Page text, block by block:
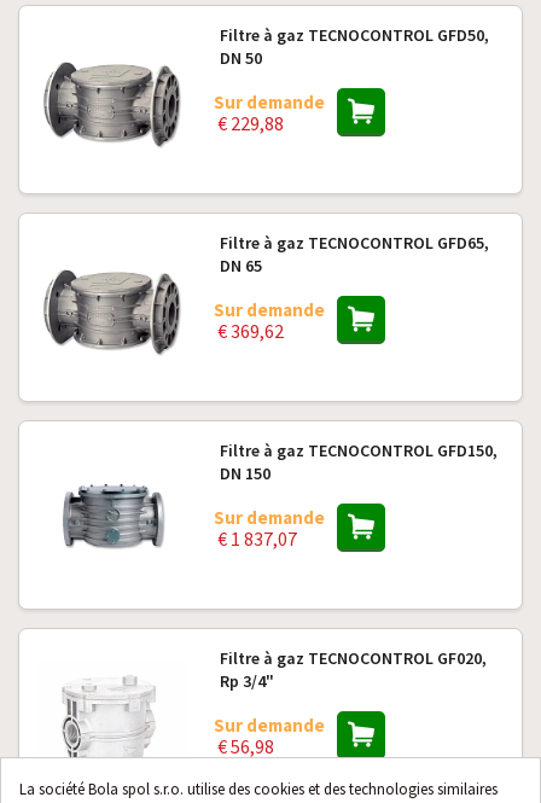
La société Bola spol s.r.o. utilise des cookies et des technologies similaires
Filtre à gaz TECNOCONTROL GFD50,
DN 50
Sur demande
€ 229,88
Filtre à gaz TECNOCONTROL GFD65,
DN 65
Sur demande
€ 369,62
Filtre à gaz TECNOCONTROL GFD150,
DN 150
Sur demande
€ 1 837,07
Filtre à gaz TECNOCONTROL GF020,
Rp 3/4"
Sur demande
€ 56,98